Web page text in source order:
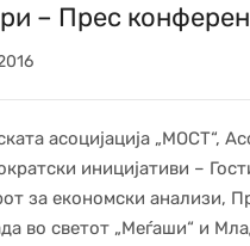
– Прес
асоцијација „МОСТ“,
иницијативи –
за економски анализи,
во светот „Меѓаши“ и